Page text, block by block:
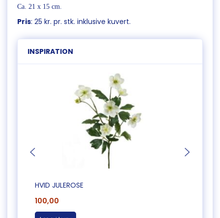
Ca. 21 x 15 cm.
Pris: 25 kr. pr. stk. inklusive kuvert.
INSPIRATION
HVID JULEROSE
100,00